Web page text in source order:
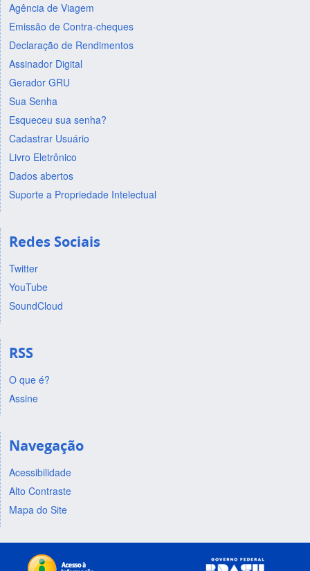
Agência de Viagem
Emissão de Contra-cheques
Declaração de Rendimentos
Assinador Digital
Gerador GRU
Sua Senha
Esqueceu sua senha?
Cadastrar Usuário
Livro Eletrônico
Dados abertos
Suporte a Propriedade Intelectual
Redes Sociais
Twitter
YouTube
SoundCloud
RSS
O que é?
Assine
Navegação
Acessibilidade
Alto Contraste
Mapa do Site